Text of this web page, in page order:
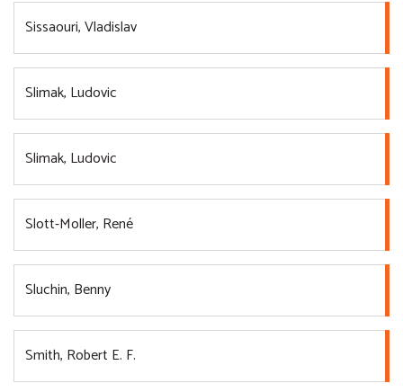
Sissaouri, Vladislav
Slimak, Ludovic
Slimak, Ludovic
Slott-Moller, René
Sluchin, Benny
Smith, Robert E. F.